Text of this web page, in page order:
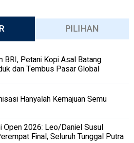
PILIHAN
BRI, Petani Kopi Asal Batang
dan Tembus Pasar Global
Hanyalah Kemajuan Semu
Open 2026: Leo/Daniel Susul
Final, Seluruh Tunggal Putra